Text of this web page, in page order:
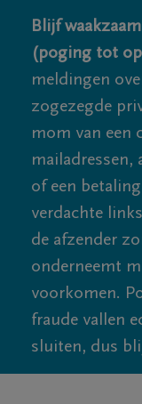
Blijf
(poging tot
meldingen
zogezegde
mom van een
mailadressen,
of een
verdachte
de afzender
onderneemt
voorkomen.
fraude vallen
sluiten, dus